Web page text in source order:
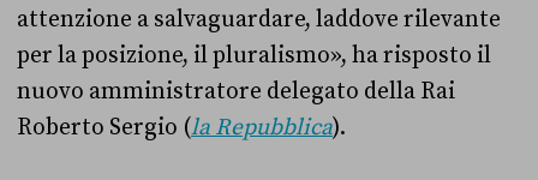
attenzione a salvaguardare, laddove rilevante
per la posizione, il pluralismo», ha risposto il
nuovo amministratore delegato della Rai
Roberto Sergio (la Repubblica).